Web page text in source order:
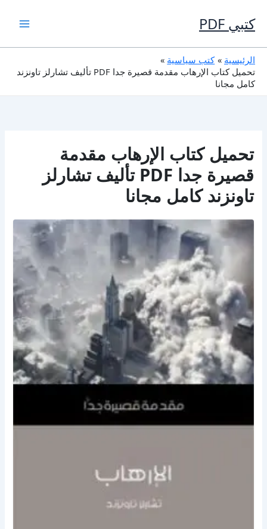
إلى
المحتوى
كتبي PDF
الرئيسية
كتب سياسية
تحميل كتاب الإرهاب مقدمة قصيرة جدا PDF تأليف تشارلز تاونزند
كامل مجانا
تحميل كتاب الإرهاب مقدمة
قصيرة جدا PDF تأليف تشارلز
تاونزند كامل مجانا